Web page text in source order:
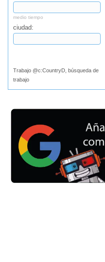
medio tiempo
ciudad:
Trabajo @c:CountryD, búsqueda de
trabajo